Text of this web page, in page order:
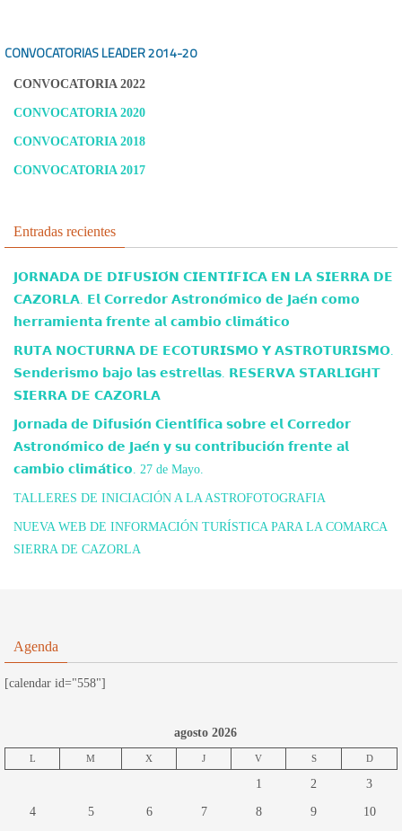
CONVOCATORIAS LEADER2014-20
CONVOCATORIA 2022
CONVOCATORIA 2020
CONVOCATORIA 2018
CONVOCATORIA 2017
Entradas recientes
𝗝𝗢𝗥𝗡𝗔𝗗𝗔 𝗗𝗘 𝗗𝗜𝗙𝗨𝗦𝗜𝗢́𝗡 𝗖𝗜𝗘𝗡𝗧𝗜́𝗙𝗜𝗖𝗔 𝗘𝗡 𝗟𝗔 𝗦𝗜𝗘𝗥𝗥𝗔 𝗗𝗘
𝗖𝗔𝗭𝗢𝗥𝗟𝗔. 𝗘𝗹 𝗖𝗼𝗿𝗿𝗲𝗱𝗼𝗿 𝗔𝘀𝘁𝗿𝗼𝗻𝗼́𝗺𝗶𝗰𝗼 𝗱𝗲 𝗝𝗮𝗲́𝗻 𝗰𝗼𝗺𝗼
𝗵𝗲𝗿𝗿𝗮𝗺𝗶𝗲𝗻𝘁𝗮 𝗳𝗿𝗲𝗻𝘁𝗲 𝗮𝗹 𝗰𝗮𝗺𝗯𝗶𝗼 𝗰𝗹𝗶𝗺𝗮́𝘁𝗶𝗰𝗼
𝗥𝗨𝗧𝗔 𝗡𝗢𝗖𝗧𝗨𝗥𝗡𝗔 𝗗𝗘 𝗘𝗖𝗢𝗧𝗨𝗥𝗜𝗦𝗠𝗢 𝗬 𝗔𝗦𝗧𝗥𝗢𝗧𝗨𝗥𝗜𝗦𝗠𝗢.
𝗦𝗲𝗻𝗱𝗲𝗿𝗶𝘀𝗺𝗼 𝗯𝗮𝗷𝗼 𝗹𝗮𝘀 𝗲𝘀𝘁𝗿𝗲𝗹𝗹𝗮𝘀. 𝗥𝗘𝗦𝗘𝗥𝗩𝗔 𝗦𝗧𝗔𝗥𝗟𝗜𝗚𝗛𝗧
𝗦𝗜𝗘𝗥𝗥𝗔 𝗗𝗘 𝗖𝗔𝗭𝗢𝗥𝗟𝗔
𝗝𝗼𝗿𝗻𝗮𝗱𝗮 𝗱𝗲 𝗗𝗶𝗳𝘂𝘀𝗶𝗼́𝗻 𝗖𝗶𝗲𝗻𝘁𝗶́𝗳𝗶𝗰𝗮 𝘀𝗼𝗯𝗿𝗲 𝗲𝗹 𝗖𝗼𝗿𝗿𝗲𝗱𝗼𝗿
𝗔𝘀𝘁𝗿𝗼𝗻𝗼́𝗺𝗶𝗰𝗼 𝗱𝗲 𝗝𝗮𝗲́𝗻 𝘆 𝘀𝘂 𝗰𝗼𝗻𝘁𝗿𝗶𝗯𝘂𝗰𝗶𝗼́𝗻 𝗳𝗿𝗲𝗻𝘁𝗲 𝗮𝗹
𝗰𝗮𝗺𝗯𝗶𝗼 𝗰𝗹𝗶𝗺𝗮́𝘁𝗶𝗰𝗼. 27 de Mayo.
TALLERES DE INICIACIÓN A LA ASTROFOTOGRAFIA
NUEVA WEB DE INFORMACIÓN TURÍSTICA PARA LA COMARCA
SIERRA DE CAZORLA
Agenda
[calendar id="558"]
agosto 2026
L M X J V S D
1 2 3
4 5 6 7 8 9 10